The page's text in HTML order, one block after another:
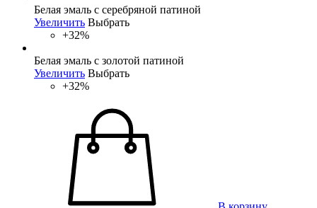
Белая эмаль с серебряной патиной
Увеличить Выбрать
+32%
Белая эмаль с золотой патиной
Увеличить Выбрать
+32%